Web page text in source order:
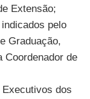
Extensão;
pelo
Graduação,
Coordenador de
dos